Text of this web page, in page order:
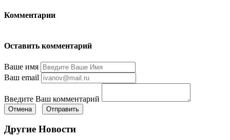
Комментарии
Оставить комментарий
Ваше имя
Ваш email
Введите Ваш комментарий
Отмена Отправить
Другие Новости